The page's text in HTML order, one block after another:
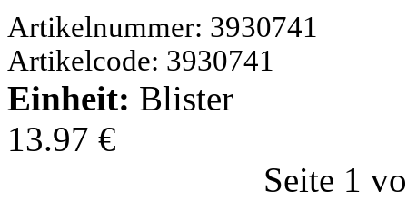
Artikelnummer: 3930741
Artikelcode: 3930741
Einheit: Blister
13.97 €
Seite 1